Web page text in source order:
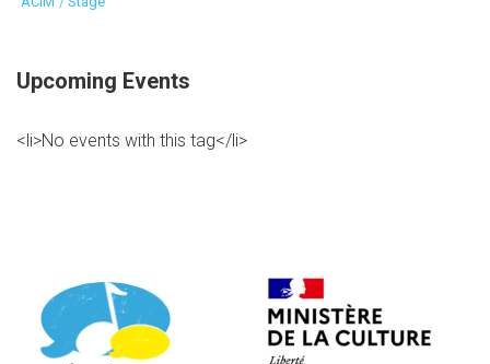
Upcoming Events
<li>No events with this tag</li>